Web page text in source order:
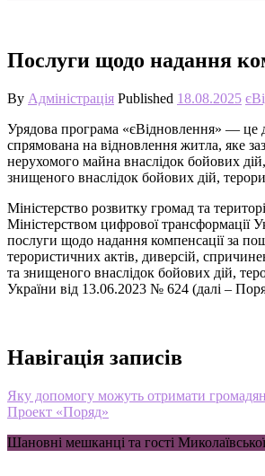
Послуги щодо надання
By Адміністрація Published 18.08.2025
Урядова програма «єВідновлення» — це
спрямована на відновлення житла, яке
нерухомого майна внаслідок бойових
знищеного внаслідок бойових дій,
Міністерство розвитку громад та
Міністерством цифрової трансформації
послуги щодо надання компенсації за
терористичних актів, диверсій,
та знищеного внаслідок бойових дій,
України від 13.06.2023 № 624 (далі –
Навігація записів
Яку допомогу можуть отримати
Проект «Поряд»
Шановні мешканці та гості